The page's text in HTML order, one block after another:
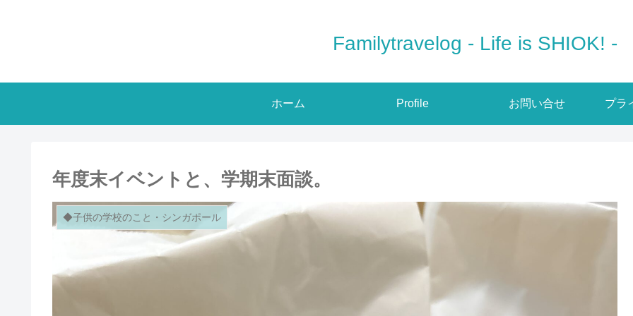
Familytravelog - Life is SHIOK! -
ホーム Profile お問い合せ プラ
年度末イベントと、学期末面談。
◆子供の学校のこと・シンガポール